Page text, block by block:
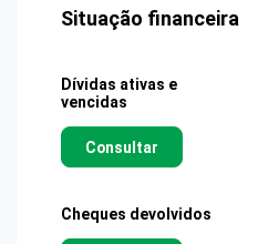
Situação financeira
Dívidas ativas e
vencidas
Consultar
Cheques devolvidos